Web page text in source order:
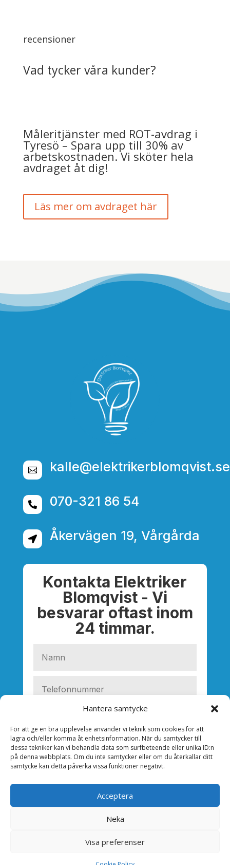
Hantera samtycke
För att ge en bra upplevelse använder vi teknik som cookies för att
lagra och/eller komma åt enhetsinformation. När du samtycker till
dessa tekniker kan vi behandla data som surfbeteende eller unika ID:n
på denna webbplats. Om du inte samtycker eller om du återkallar ditt
samtycke kan detta påverka vissa funktioner negativt.
Acceptera
Neka
Visa preferenser
recensioner
Vad tycker våra kunder?
Måleritjänster med ROT-avdrag i
Tyresö – Spara upp till 30% av
arbetskostnaden. Vi sköter hela
avdraget åt dig!
Läs mer om avdraget här
 kalle@elektrikerblomqvist.se
 070-321 86 54
 Åkervägen 19, Vårgårda
Kontakta Elektriker
Blomqvist - Vi
besvarar oftast inom
24 timmar.